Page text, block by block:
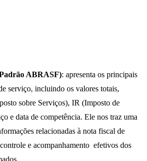
ABRASF): apresenta os principais
serviço, incluindo os valores totais,
sobre Serviços), IR (Imposto de
e data de competência. Ele nos traz uma
relacionadas à nota fiscal de
e acompanhamento efetivos dos